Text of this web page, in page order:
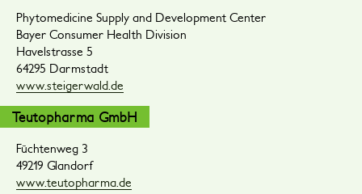
Phytomedicine Supply and Development Center
Bayer Consumer Health Division
Havelstrasse 5
64295 Darmstadt
www.steigerwald.de
Teutopharma GmbH
Füchtenweg 3
49219 Glandorf
www.teutopharma.de